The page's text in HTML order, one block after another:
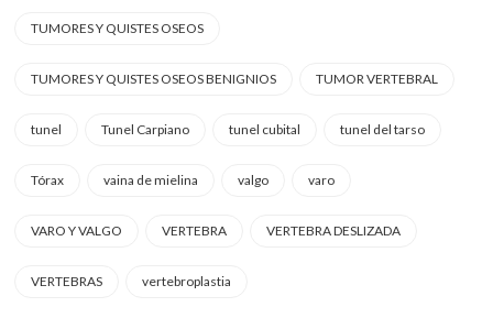
TUMORES Y QUISTES OSEOS
TUMORES Y QUISTES OSEOS BENIGNIOS TUMOR VERTEBRAL
tunel Tunel Carpiano tunel cubital tunel del tarso
Tórax vaina de mielina valgo varo
VARO Y VALGO VERTEBRA VERTEBRA DESLIZADA
VERTEBRAS vertebroplastia